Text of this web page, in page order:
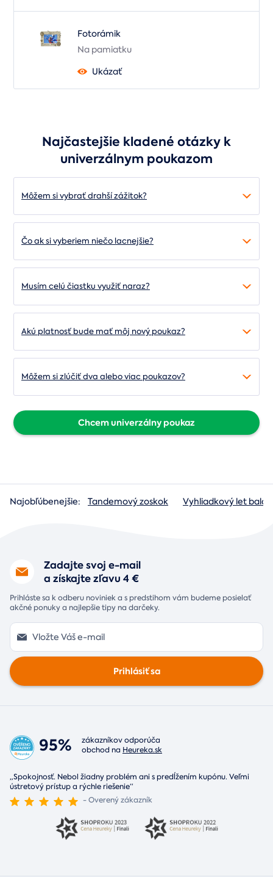
Fotorámik
Na pamiatku
Ukázať
Najčastejšie kladené otázky k
univerzálnym poukazom
Môžem si vybrať drahší zážitok?
Čo ak si vyberiem niečo lacnejšie?
Musím celú čiastku využiť naraz?
Akú platnosť bude mať môj nový poukaz?
Môžem si zlúčiť dva alebo viac poukazov?
Chcem univerzálny poukaz
Najobľúbenejšie: Tandemový zoskok Vyhliadkový let
Zadajte svoj e-mail
a získajte zľavu 4 €
Prihláste sa k odberu noviniek a s predstihom vám budeme posielať
akčné ponuky a najlepšie tipy na darčeky.
Prihlásiť sa
95%
zákazníkov odporúča
obchod na Heureka.sk
„Spokojnosť. Nebol žiadny problém ani s predĺžením kupónu. Veľmi
ústretový prístup a rýchle riešenie“
- Overený zákazník